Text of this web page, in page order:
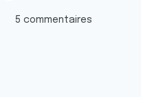
5 commentaires